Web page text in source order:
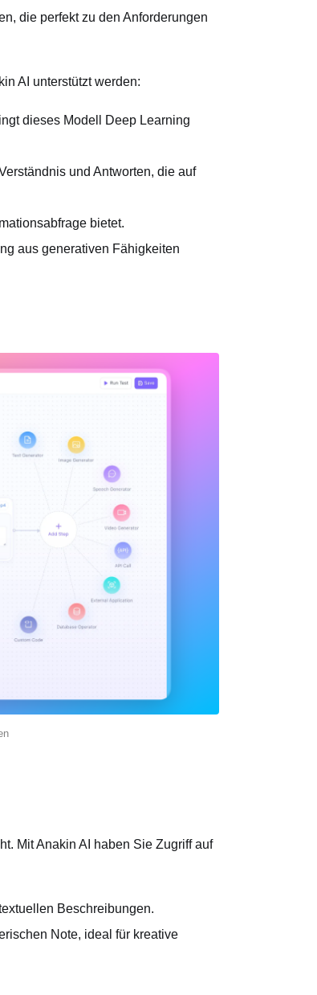
die perfekt zu den Anforderungen
AI unterstützt werden:
dieses Modell Deep Learning
und Antworten, die auf
bietet.
aus generativen Fähigkeiten
Mit Anakin AI haben Sie Zugriff auf
Beschreibungen.
Note, ideal für kreative